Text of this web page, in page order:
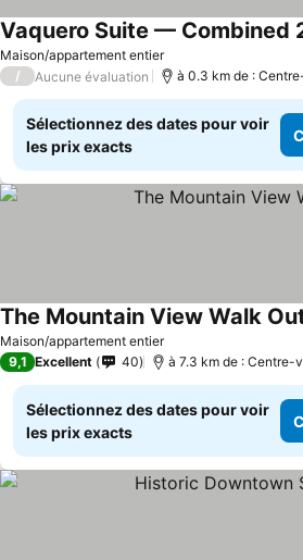
Maison/appartement entier
/ Aucune évaluation à 0.3 km de :
Sélectionnez des dates pour voir
les prix exacts
Maison/appartement entier
The Mountain View Walk
9,1 Excellent 40 à 7.3 km de : Centre-
Sélectionnez des dates pour voir
les prix exacts